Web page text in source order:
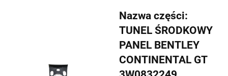
Nazwa części:
TUNEL ŚRODKOWY
PANEL BENTLEY
CONTINENTAL GT